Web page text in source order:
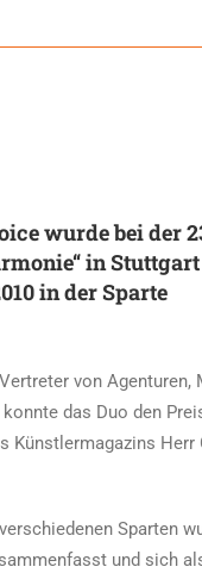
wurde bei der
in
in der Sparte
von Agenturen,
das Duo den
Künstlermagazins Herr
Sparten
und sich